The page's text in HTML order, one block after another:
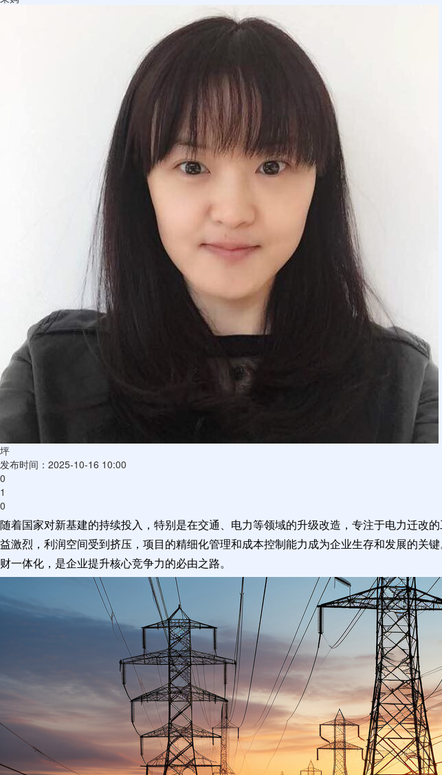
坪
发布时间：2025-10-16 10:00
0
1
0
随着国家对新基建的持续投入，特别是在交通、电力等领域的升级改造，专注于电力迁改
益激烈，利润空间受到挤压，项目的精细化管理和成本控制能力成为企业生存和发展的关
财一体化，是企业提升核心竞争力的必由之路。